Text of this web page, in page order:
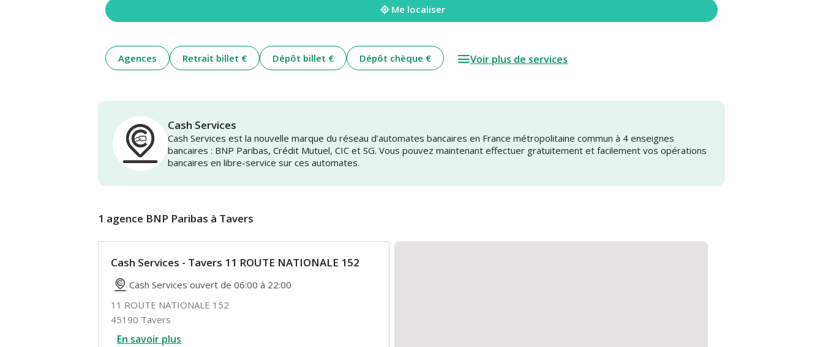
Me localiser
Agences Retrait billet € Dépôt billet € Dépôt chèque € Voir plus de services
Cash Services
Cash Services est la nouvelle marque du réseau d’automates bancaires en France métropolitaine commun à 4 enseignes
bancaires : BNP Paribas, Crédit Mutuel, CIC et SG. Vous pouvez maintenant effectuer gratuitement et facilement vos opérations
bancaires en libre-service sur ces automates.
1 agence BNP Paribas à Tavers
Cash Services - Tavers 11 ROUTE NATIONALE 152
Cash Services ouvert de 06:00 à 22:00
11 ROUTE NATIONALE 152
45190 Tavers
En savoir plus